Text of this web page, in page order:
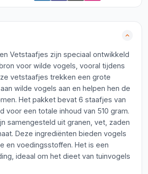
Vetstaafjes zijn speciaal ontwikkeld
voor wilde vogels, vooral tijdens
vetstaafjes trekken een grote
wilde vogels aan en helpen hen de
Het pakket bevat 6 staafjes van
voor een totale inhoud van 510 gram.
samengesteld uit granen, vet, zaden
Deze ingrediënten bieden vogels
en voedingsstoffen. Het is een
ideaal om het dieet van tuinvogels